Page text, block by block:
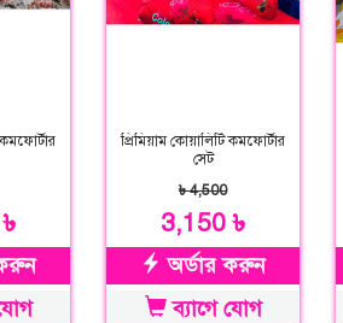
প্রিমিয়াম কোয়ালিটি কমফোর্টার
সেট
৳ 4,500
3,150 ৳
অর্ডার করুন
ব্যাগে যোগ